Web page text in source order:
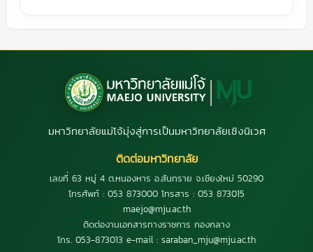
มหาวิทยาลัยแม่โจ้มุ่งสู่การเป็นมหาวิทยาลัยเชิงนิเวศ
ติดต่อมหาวิทยาลัย
เลขที่ 63 หมู่ 4 ต.หนองหาร อ.สันทราย จ.เชียงใหม่ 50290
โทรศัพท์ : 053 873000 โทรสาร : 053 873015
maejo@mju.ac.th
ติดต่องานเอกสารทางราชการ กองกลาง
โทร. 053-873013 e-mail : saraban_mju@mju.ac.th